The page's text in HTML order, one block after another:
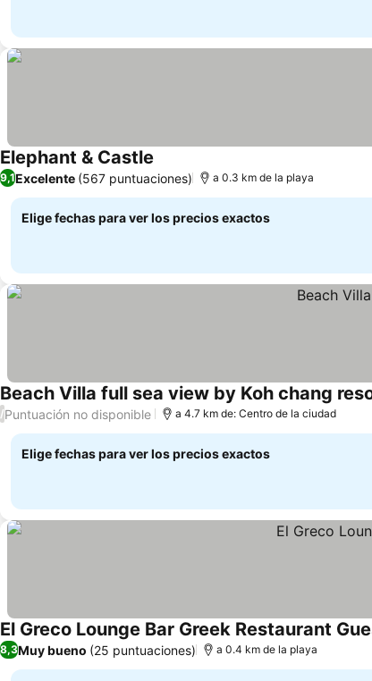
Elephant & Castle
9,1Excelente (567 puntuaciones) a 0.3 km de la playa
Elige fechas para ver los precios exactos
Beach Villa full sea view by Koh chang
/Puntuación no disponible a 4.7 km de: Centro de la ciudad
Elige fechas para ver los precios exactos
El Greco Lounge Bar Greek Restaurant
8,3Muy bueno (25 puntuaciones) a 0.4 km de la playa